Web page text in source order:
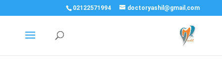
02122571994 doctoryashil@gmail.com